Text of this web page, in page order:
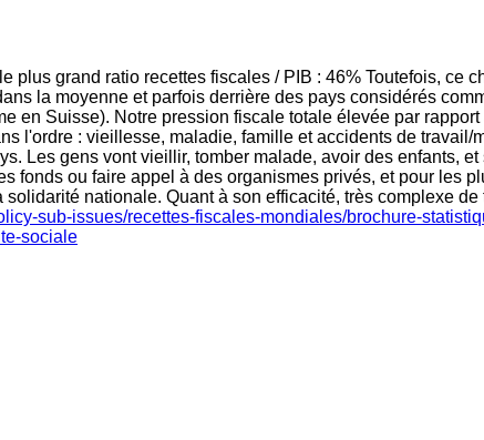
grand ratio recettes fiscales / PIB : 46% Toutefois, ce
la moyenne et parfois derrière des pays considérés
en Suisse). Notre pression fiscale totale élevée par
l'ordre : vieillesse, maladie, famille et accidents de
Les gens vont vieillir, tomber malade, avoir des enfants,
fonds ou faire appel à des organismes privés, et pour les
nationale. Quant à son efficacité, très complexe
sub-issues/recettes-fiscales-mondiales/brochure-
sociale